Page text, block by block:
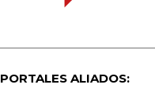
PORTALES ALIADOS: